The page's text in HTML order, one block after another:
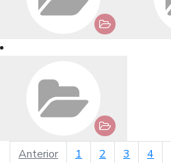
Anteriorpágina anterior
1 2 3 4